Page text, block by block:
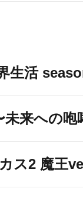
生活
来への咆
ス2 魔王